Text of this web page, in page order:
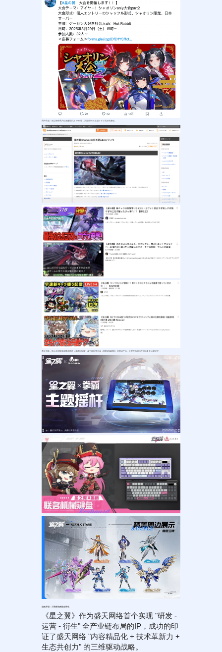
用户共创：热心海外用户自发建设日文 Wiki 站，为游戏UGC生态打下了良好的基础。
商业创新：推出全球限量款联动摇杆（拳霸定制版）及主题电竞外设（黑爵机械键盘）等联动产品，且官方游戏衍生周边备受玩家好评。
战略升级：三维驱动赋能全球化
《星之翼》作为盛天网络首个实现 "研发 -
运营 - 衍生" 全产业链布局的IP，成功的印
证了盛天网络 "内容精品化 + 技术革新力 +
生态共创力" 的三维驱动战略。